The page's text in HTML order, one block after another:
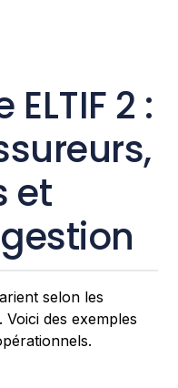
2 :
et
selon les
des exemples